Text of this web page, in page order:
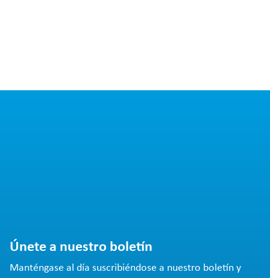
Únete a nuestro boletín
Manténgase al día suscribiéndose a nuestro boletín y